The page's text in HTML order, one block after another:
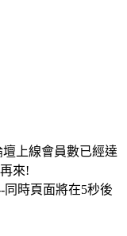
上線會員數已經達
來!
同時頁面將在5秒後